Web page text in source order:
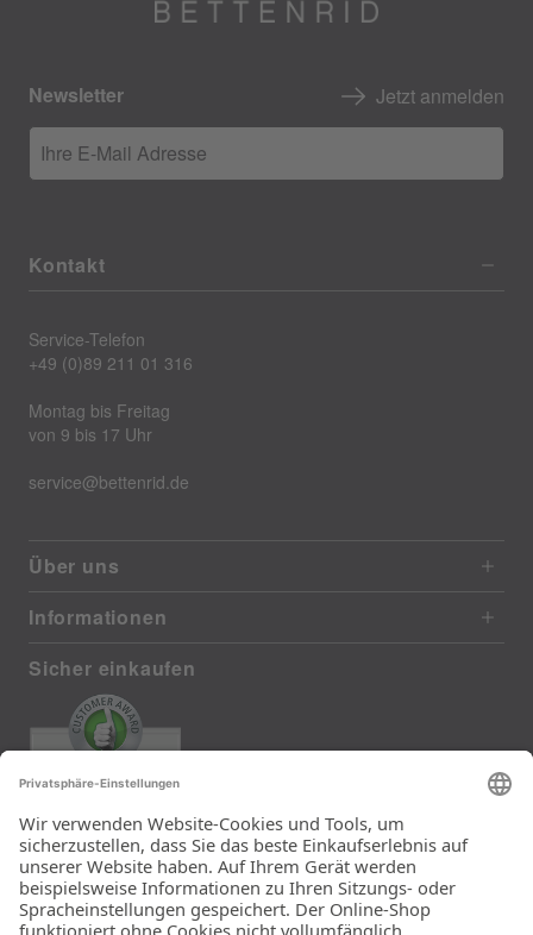
Newsletter Jetzt anmelden
Ihre E-Mail Adresse
Kontakt
Service-Telefon
+49 (0)89 211 01 316
Montag bis Freitag
von 9 bis 17 Uhr
service@bettenrid.de
Über uns
Informationen
Sicher einkaufen
372 reviews from real customers
(last 12 months)
Total: 11290
Die Auswahl und die
Einfachheit der
Bestellung.